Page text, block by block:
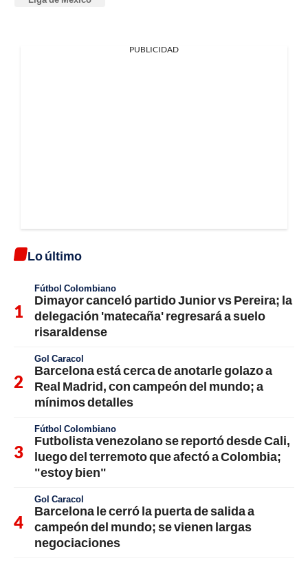
PUBLICIDAD
Lo último
Fútbol Colombiano
Dimayor canceló partido Junior vs Pereira; la
delegación 'matecaña' regresará a suelo
risaraldense
Gol Caracol
Barcelona está cerca de anotarle golazo a
Real Madrid, con campeón del mundo; a
mínimos detalles
Fútbol Colombiano
Futbolista venezolano se reportó desde Cali,
luego del terremoto que afectó a Colombia;
"estoy bien"
Gol Caracol
Barcelona le cerró la puerta de salida a
campeón del mundo; se vienen largas
negociaciones